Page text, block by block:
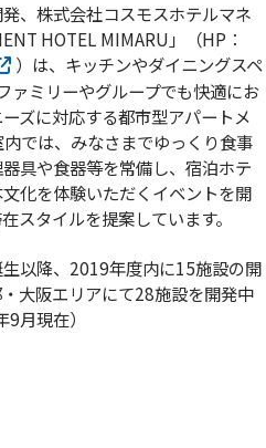
、株式会社コスモスホテルマネ
HOTEL MIMARU」（HP：
）は、キッチンやダイニングスペ
ァミリーやグループでも快適にお
ズに対応する都市型アパートメ
では、みなさまでゆっくり食事
具や食器等を常備し、宿泊ホテ
化を体験いただくイベントを開
スタイルを提案しています。
以降、2019年度内に15施設の開
大阪エリアにて28施設を開発中
月現在）